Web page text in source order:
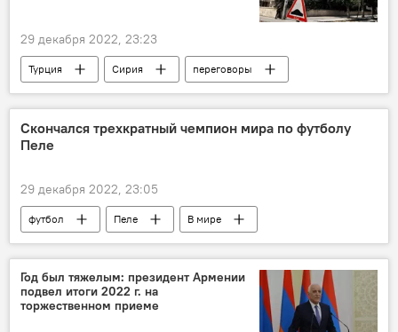
29 декабря 2022, 23:23
Турция Сирия
переговоры
В мире
Скончался трехкратный чемпион мира по футболу
Пеле
29 декабря 2022, 23:05
футбол Пеле
В мире
Спорт
Год был тяжелым: президент Армении
подвел итоги 2022 г. на
торжественном приеме